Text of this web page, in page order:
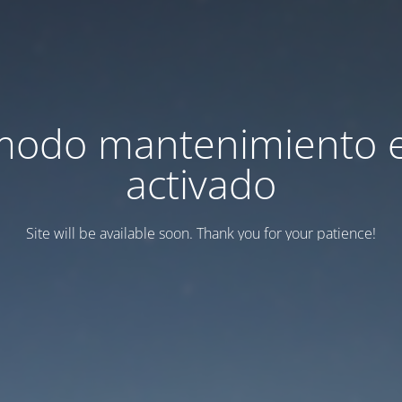
mantenimiento
activado
Site will be available soon. Thank you for your patience!